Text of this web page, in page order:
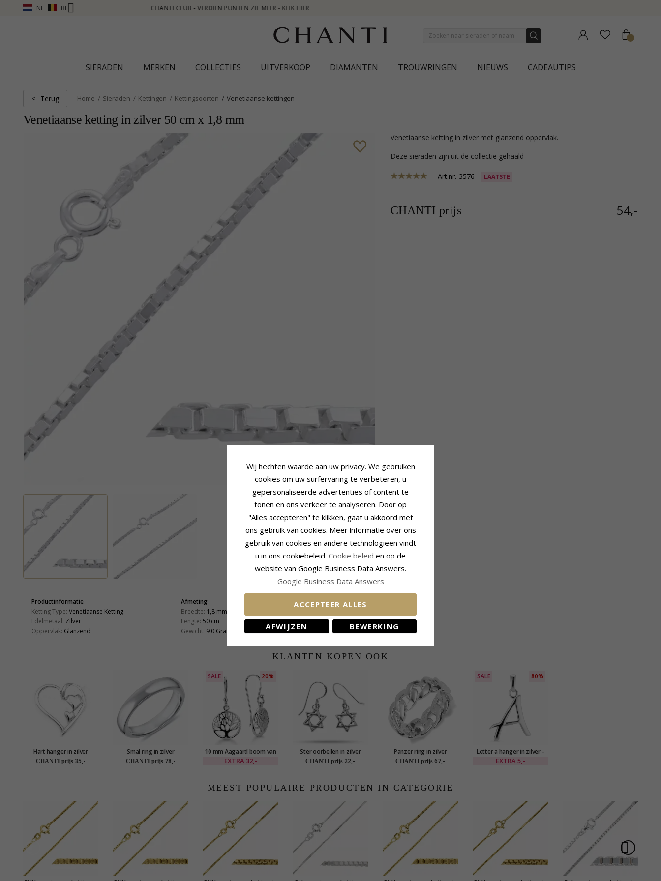
NL BE
PUNTEN ZIE MEER - KLIK HIER
SIERADEN MERKEN COLLECTIES UITVERKOOP DIAMANTEN TROUWRINGEN NIEUWS CADEAUTIPS
< Terug Home Sieraden Kettingen Kettingsoorten Venetiaanse kettingen
Venetiaanse ketting in zilver 50 cm x 1,8 mm
venetiaanse ketting in zilver met glanzend oppervlak.
Deze sieraden zijn uit de collectie gehaald
Art.nr. 3576 LAATSTE
CHANTI prijs 54,-
Productinformatie
Ketting Type: Venetiaanse Ketting
Edelmetaal: Zilver
Oppervlak: Glanzend
Afmeting
Breedte: 1,8 mm
Lengte: 50 cm
Gewicht: 9,0 Gram
Levertijd
KLANTEN KOPEN OOK
Hart hanger in zilver
CHANTI prijs 35,-
Smal ring in zilver
CHANTI prijs 78,-
SALE 20%
10 mm Aagaard boom van
het leven oorbellen in zilver
EXTRA 32,-
Ster oorbellen in zilver
CHANTI prijs 22,-
Panzer ring in zilver
CHANTI prijs 67,-
SALE 80%
Letter a hanger in zilver -
My Letter
EXTRA 5,-
MEEST POPULAIRE PRODUCTEN IN CATEGORIE
Wij hechten waarde aan uw privacy. We gebruiken
cookies om uw surfervaring te verbeteren, u
gepersonaliseerde advertenties of content te
tonen en ons verkeer te analyseren. Door op
"Alles accepteren" te klikken, gaat u akkoord met
ons gebruik van cookies. Meer informatie over ons
gebruik van cookies en andere technologieën vindt
u in ons cookiebeleid. Cookie beleid en op de
website van Google Business Data Answers.
Google Business Data Answers
ACCEPTEER ALLES
AFWIJZEN BEWERKING